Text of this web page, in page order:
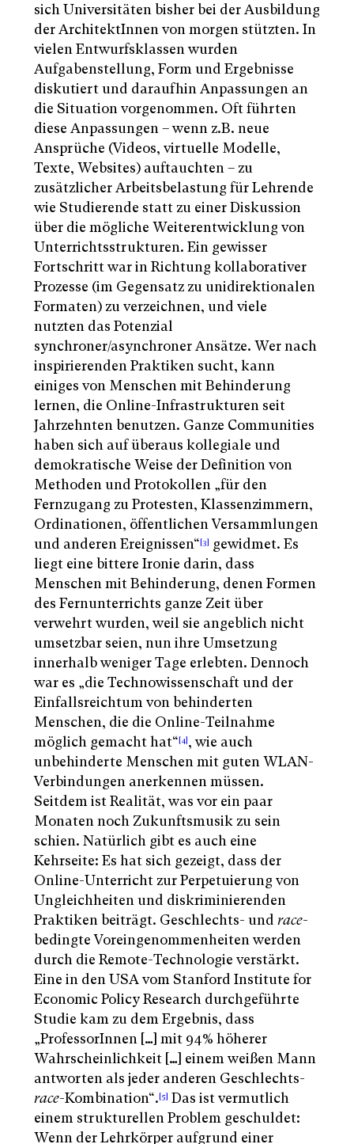
sich Universitäten bisher bei der Ausbildung
der ArchitektInnen von morgen stützten. In
vielen Entwurfsklassen wurden
Aufgabenstellung, Form und Ergebnisse
diskutiert und daraufhin Anpassungen an
die Situation vorgenommen. Oft führten
diese Anpassungen – wenn z.B. neue
Ansprüche (Videos, virtuelle Modelle,
Texte, Websites) auftauchten – zu
zusätzlicher Arbeitsbelastung für Lehrende
wie Studierende statt zu einer Diskussion
über die mögliche Weiterentwicklung von
Unterrichtsstrukturen. Ein gewisser
Fortschritt war in Richtung kollaborativer
Prozesse (im Gegensatz zu unidirektionalen
Formaten) zu verzeichnen, und viele
nutzten das Potenzial
synchroner/asynchroner Ansätze. Wer nach
inspirierenden Praktiken sucht, kann
einiges von Menschen mit Behinderung
lernen, die Online-Infrastrukturen seit
Jahrzehnten benutzen. Ganze Communities
haben sich auf überaus kollegiale und
demokratische Weise der Definition von
Methoden und Protokollen „für den
Fernzugang zu Protesten, Klassenzimmern,
Ordinationen, öffentlichen Versammlungen
und anderen Ereignissen“[3] gewidmet. Es
liegt eine bittere Ironie darin, dass
Menschen mit Behinderung, denen Formen
des Fernunterrichts ganze Zeit über
verwehrt wurden, weil sie angeblich nicht
umsetzbar seien, nun ihre Umsetzung
innerhalb weniger Tage erlebten. Dennoch
war es „die Technowissenschaft und der
Einfallsreichtum von behinderten
Menschen, die die Online-Teilnahme
möglich gemacht hat“[4], wie auch
unbehinderte Menschen mit guten WLAN-
Verbindungen anerkennen müssen.
Seitdem ist Realität, was vor ein paar
Monaten noch Zukunftsmusik zu sein
schien. Natürlich gibt es auch eine
Kehrseite: Es hat sich gezeigt, dass der
Online-Unterricht zur Perpetuierung von
Ungleichheiten und diskriminierenden
Praktiken beiträgt. Geschlechts- und race-
bedingte Voreingenommenheiten werden
durch die Remote-Technologie verstärkt.
Eine in den USA vom Stanford Institute for
Economic Policy Research durchgeführte
Studie kam zu dem Ergebnis, dass
„ProfessorInnen […] mit 94% höherer
Wahrscheinlichkeit […] einem weißen Mann
antworten als jeder anderen Geschlechts-
race-Kombination“.[5] Das ist vermutlich
einem strukturellen Problem geschuldet:
Wenn der Lehrkörper aufgrund einer